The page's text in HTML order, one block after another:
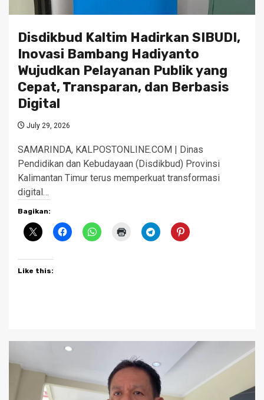
Disdikbud Kaltim Hadirkan SIBUDI,
Inovasi Bambang Hadiyanto
Wujudkan Pelayanan Publik yang
Cepat, Transparan, dan Berbasis
Digital
July 29, 2026
SAMARINDA, KALPOSTONLINE.COM | Dinas
Pendidikan dan Kebudayaan (Disdikbud) Provinsi
Kalimantan Timur terus memperkuat transformasi
digital…
Bagikan:
Like this: